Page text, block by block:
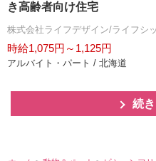
き高齢者向け住宅
株式会社ライフデザイン/ライフシ
時給1,075円～1,125円
アルバイト・パート / 北海道
続